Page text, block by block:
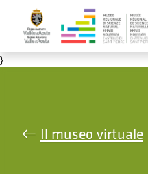
Salta al contenuto principale
}
Il museo virtuale